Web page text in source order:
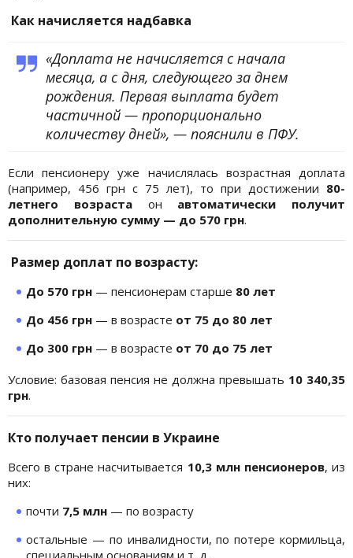
Как начисляется надбавка
«Доплата не начисляется с начала
месяца, а с дня, следующего за днем
рождения. Первая выплата будет
частичной — пропорционально
количеству дней», — пояснили в ПФУ.
Если пенсионеру уже начислялась возрастная доплата
(например, 456 грн с 75 лет), то при достижении 80-
летнего возрастаон автоматически получит
дополнительную сумму — до 570 грн.
Размер доплат по возрасту:
До 570 грн — пенсионерам старше 80 лет
До 456 грн — в возрасте от 75 до 80 лет
До 300 грн — в возрасте от 70 до 75 лет
Условие: базовая пенсия не должна превышать 10 340,35
грн.
Кто получает пенсии в Украине
Всего в стране насчитывается 10,3 млн пенсионеров, из
них:
почти 7,5 млн — по возрасту
остальные — по инвалидности, по потере кормильца,
специальным основаниям и т. д.